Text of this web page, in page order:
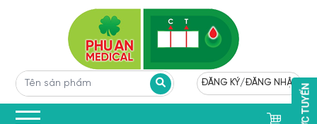
ĐĂNG KÝ/ĐĂNG NHẬP